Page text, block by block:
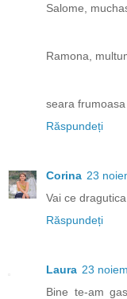
Salome,
Ramona,
seara
Răspundeți
Corina 23
Vai ce
Răspundeți
Laura 23
Bine te-am